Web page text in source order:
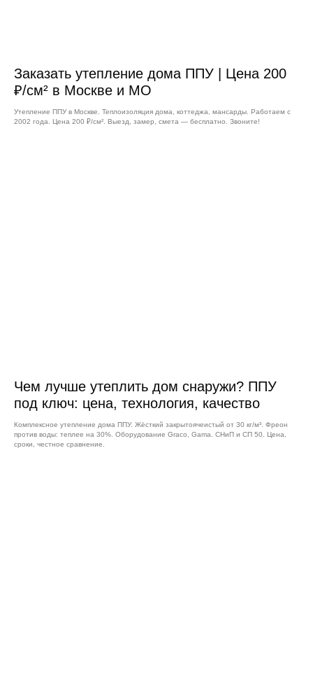
Заказать утепление дома ППУ | Цена 200
₽/см² в Москве и МО
Утепление ППУ в Москве. Теплоизоляция дома, коттеджа, мансарды. Работаем с
2002 года. Цена 200 ₽/см². Выезд, замер, смета — бесплатно. Звоните!
Чем лучше утеплить дом снаружи? ППУ
под ключ: цена, технология, качество
Комплексное утепление дома ППУ. Жёсткий закрытоячеистый от 30 кг/м³. Фреон
против воды: теплее на 30%. Оборудование Graco, Gama. СНиП и СП 50. Цена,
сроки, честное сравнение.